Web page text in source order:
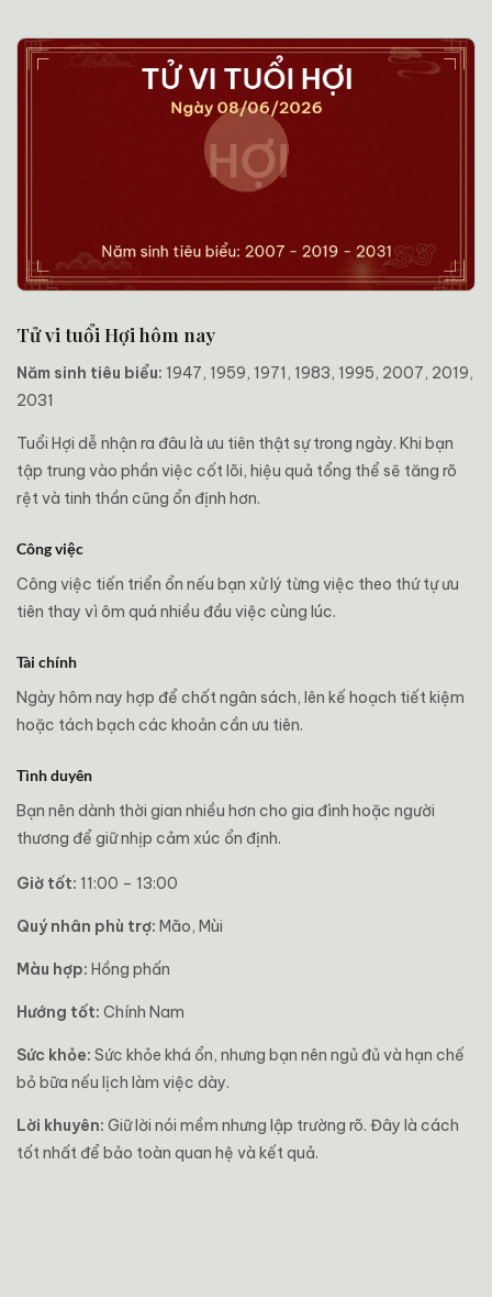
Tử vi tuổi Hợi hôm nay
Năm sinh tiêu biểu: 1947, 1959, 1971, 1983, 1995, 2007, 2019,
2031
Tuổi Hợi dễ nhận ra đâu là ưu tiên thật sự trong ngày. Khi bạn
tập trung vào phần việc cốt lõi, hiệu quả tổng thể sẽ tăng rõ
rệt và tinh thần cũng ổn định hơn.
Công việc
Công việc tiến triển ổn nếu bạn xử lý từng việc theo thứ tự ưu
tiên thay vì ôm quá nhiều đầu việc cùng lúc.
Tài chính
Ngày hôm nay hợp để chốt ngân sách, lên kế hoạch tiết kiệm
hoặc tách bạch các khoản cần ưu tiên.
Tình duyên
Bạn nên dành thời gian nhiều hơn cho gia đình hoặc người
thương để giữ nhịp cảm xúc ổn định.
Giờ tốt: 11:00 – 13:00
Quý nhân phù trợ: Mão, Mùi
Màu hợp: Hồng phấn
Hướng tốt: Chính Nam
Sức khỏe: Sức khỏe khá ổn, nhưng bạn nên ngủ đủ và hạn chế
bỏ bữa nếu lịch làm việc dày.
Lời khuyên: Giữ lời nói mềm nhưng lập trường rõ. Đây là cách
tốt nhất để bảo toàn quan hệ và kết quả.